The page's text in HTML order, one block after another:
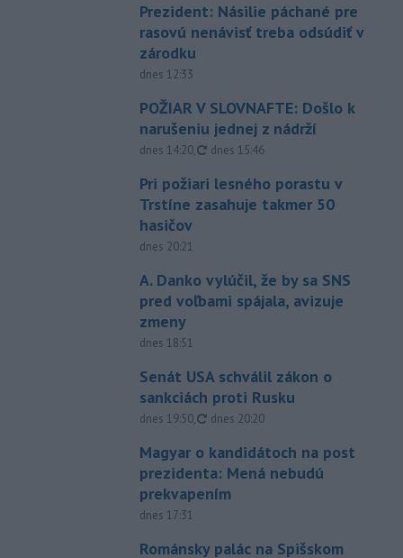
Prezident: Násilie páchané pre
rasovú nenávisť treba odsúdiť v
zárodku
dnes 12:33
POŽIAR V SLOVNAFTE: Došlo k
narušeniu jednej z nádrží
dnes 14:20, aktualizované
dnes 15:46
Pri požiari lesného porastu v
Trstíne zasahuje takmer 50
hasičov
dnes 20:21
A. Danko vylúčil, že by sa SNS
pred voľbami spájala, avizuje
zmeny
dnes 18:51
Senát USA schválil zákon o
sankciách proti Rusku
dnes 19:50, aktualizované
dnes 20:20
Magyar o kandidátoch na post
prezidenta: Mená nebudú
prekvapením
dnes 17:31
Románsky palác na Spišskom